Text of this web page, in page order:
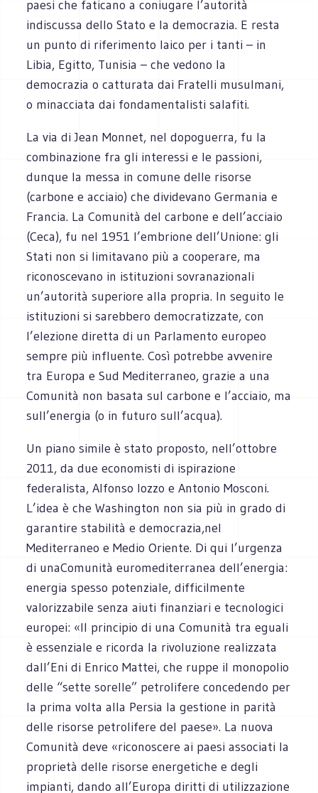
paesi che faticano a coniugare l’autorità
indiscussa dello Stato e la democrazia. E resta
un punto di riferimento laico per i tanti – in
Libia, Egitto, Tunisia – che vedono la
democrazia o catturata dai Fratelli musulmani,
o minacciata dai fondamentalisti salafiti.
La via di Jean Monnet, nel dopoguerra, fu la
combinazione fra gli interessi e le passioni,
dunque la messa in comune delle risorse
(carbone e acciaio) che dividevano Germania e
Francia. La Comunità del carbone e dell’acciaio
(Ceca), fu nel 1951 l’embrione dell’Unione: gli
Stati non si limitavano più a cooperare, ma
riconoscevano in istituzioni sovranazionali
un’autorità superiore alla propria. In seguito le
istituzioni si sarebbero democratizzate, con
l’elezione diretta di un Parlamento europeo
sempre più influente. Così potrebbe avvenire
tra Europa e Sud Mediterraneo, grazie a una
Comunità non basata sul carbone e l’acciaio, ma
sull’energia (o in futuro sull’acqua).
Un piano simile è stato proposto, nell’ottobre
2011, da due economisti di ispirazione
federalista, Alfonso Iozzo e Antonio Mosconi.
L’idea è che Washington non sia più in grado di
garantire stabilità e democrazia,nel
Mediterraneo e Medio Oriente. Di qui l’urgenza
di unaComunità euromediterranea dell’energia:
energia spesso potenziale, difficilmente
valorizzabile senza aiuti finanziari e tecnologici
europei: «Il principio di una Comunità tra eguali
è essenziale e ricorda la rivoluzione realizzata
dall’Eni di Enrico Mattei, che ruppe il monopolio
delle “sette sorelle” petrolifere concedendo per
la prima volta alla Persia la gestione in parità
delle risorse petrolifere del paese». La nuova
Comunità deve «riconoscere ai paesi associati la
proprietà delle risorse energetiche e degli
impianti, dando all’Europa diritti di utilizzazione